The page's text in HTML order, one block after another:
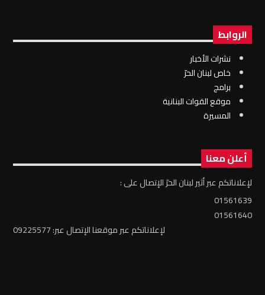
الروابط
نشرات الأخبار
خاص لبنان الحرّ
برامج
موقع القوات البنانية
المسيرة
أعلن معنا
لإعلاناتكم عبر أثير لبنان الحرّ الإتصال على :
01561639
01561640
لإعلاناتكم عبر موقعنا الإتصال عبر: 09225577